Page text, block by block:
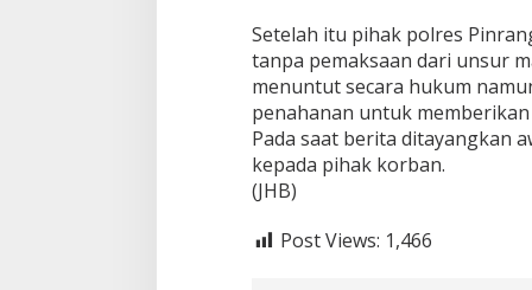
Setelah itu pihak polres
tanpa pemaksaan dari unsur
menuntut secara hukum
penahanan untuk
Pada saat berita ditayangkan
kepada pihak korban.
(JHB)
Post Views: 1,466